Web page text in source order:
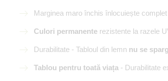
Marginea maro închis înlocuiește
Culori permanente rezistente la razele
Durabilitate - Tabloul din lemn nu se
Tablou pentru toată viața - Durabilitate